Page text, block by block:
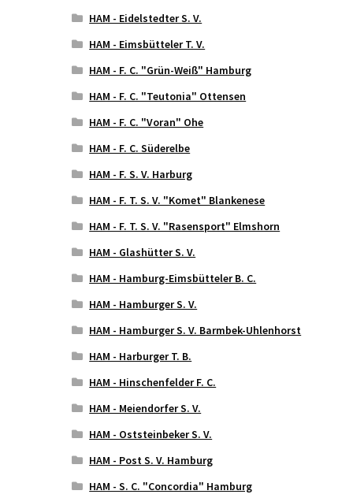
HAM - Eidelstedter S. V.
HAM - Eimsbütteler T. V.
HAM - F. C. "Grün-Weiß" Hamburg
HAM - F. C. "Teutonia" Ottensen
HAM - F. C. "Voran" Ohe
HAM - F. C. Süderelbe
HAM - F. S. V. Harburg
HAM - F. T. S. V. "Komet" Blankenese
HAM - F. T. S. V. "Rasensport" Elmshorn
HAM - Glashütter S. V.
HAM - Hamburg-Eimsbütteler B. C.
HAM - Hamburger S. V.
HAM - Hamburger S. V. Barmbek-Uhlenhorst
HAM - Harburger T. B.
HAM - Hinschenfelder F. C.
HAM - Meiendorfer S. V.
HAM - Oststeinbeker S. V.
HAM - Post S. V. Hamburg
HAM - S. C. "Concordia" Hamburg